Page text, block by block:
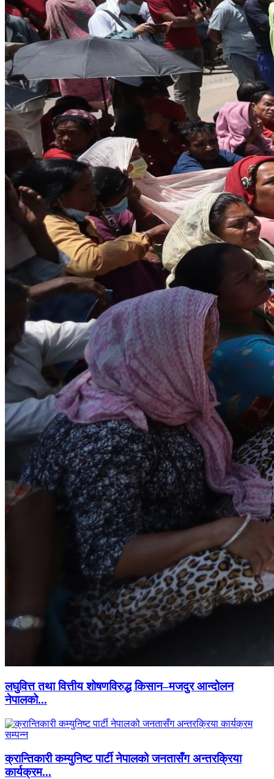
लघुवित्त तथा वित्तीय शोषणविरुद्ध किसान–मजदुर आन्दोलन
नेपालको...
क्रान्तिकारी कम्युनिष्ट पार्टी नेपालको जनतासँग अन्तरक्रिया
कार्यक्रम...